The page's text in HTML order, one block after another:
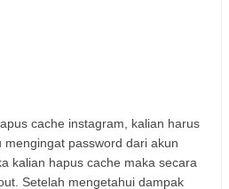
cache instagram, kalian harus
password dari akun
kalian hapus cache maka secara
Setelah mengetahui dampak